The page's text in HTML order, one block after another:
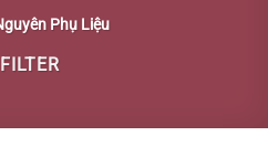
Phụ Liệu
FILTER